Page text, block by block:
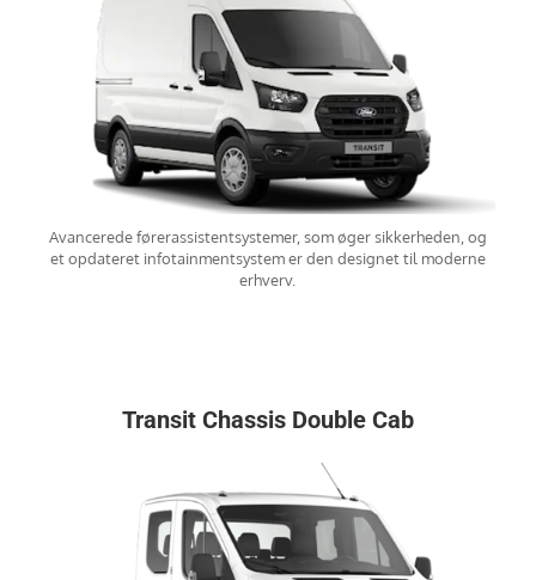
Avancerede førerassistentsystemer, som øger sikkerheden, og
et opdateret infotainmentsystem er den designet til moderne
erhverv.
Transit Chassis Double Cab